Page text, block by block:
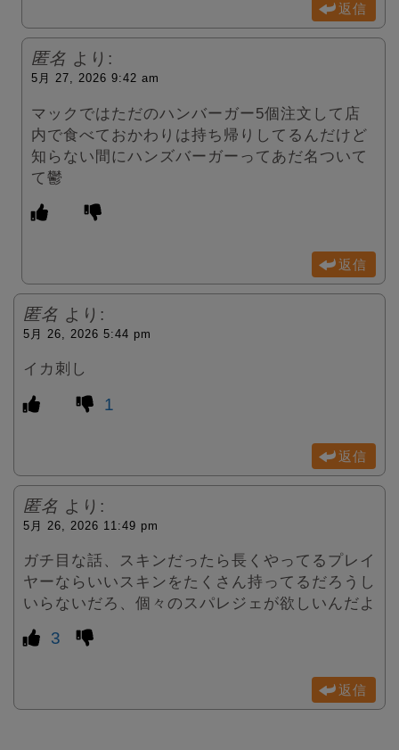
返信
匿名 より:
5月 27, 2026 9:42 am
マックではただのハンバーガー5個注文して店
内で食べておかわりは持ち帰りしてるんだけど
知らない間にハンズバーガーってあだ名ついて
て鬱
返信
匿名 より:
5月 26, 2026 5:44 pm
イカ刺し
1
返信
匿名 より:
5月 26, 2026 11:49 pm
ガチ目な話、スキンだったら長くやってるプレイ
ヤーならいいスキンをたくさん持ってるだろうし
いらないだろ、個々のスパレジェが欲しいんだよ
3
返信